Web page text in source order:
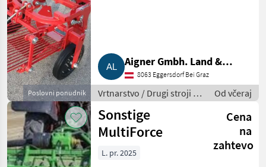
MARKETPLACE
Marketplace
Ponudbe
trgovcev
Poslovni ponudnik
Aigner Gmbh. Land &
Gartentechnik, Agrar
8063 Eggersdorf Bei Graz
Vrtnarstvo / Drugi stroji za
vrtnarstvo
Od včeraj
Sonstige
MultiForce
Cena
na
zahtevo
L. pr. 2025